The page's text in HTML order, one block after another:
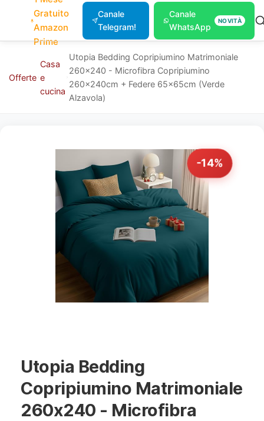
Gratuito
Amazon
Prime
Canale
Telegram!
Canale
WhatsApp
NOVITÀ
Offerte
Casa
e
cucina
Utopia Bedding Copripiumino Matrimoniale
260x240 - Microfibra Copripiumino
260x240cm + Federe 65x65cm (Verde
Alzavola)
-14%
Utopia Bedding
Copripiumino Matrimoniale
260x240 - Microfibra